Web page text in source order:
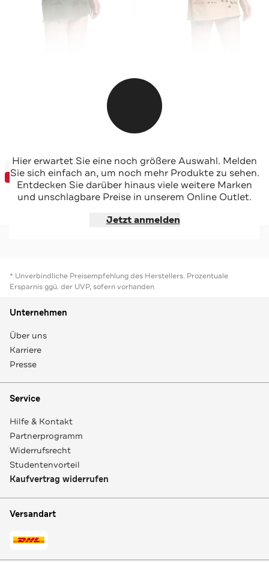
DESIGUAL
Jeansrock 'Davos' floral
-80%*
SUNDEAL
Jetzt shoppen
DESIGUAL
Jeansrock zweifarbig
-75%*
SUNDEAL
Jetzt shoppen
Hier erwartet Sie eine noch größere Auswahl. Melden
Sie sich einfach an, um noch mehr Produkte zu sehen.
Entdecken Sie darüber hinaus viele weitere Marken
und unschlagbare Preise in unserem Online Outlet.
Jetzt anmelden
* Unverbindliche Preisempfehlung des Herstellers. Prozentuale
Ersparnis ggü. der UVP, sofern vorhanden
Unternehmen
Über uns
Karriere
Presse
Service
Hilfe & Kontakt
Partnerprogramm
Widerrufsrecht
Studentenvorteil
Kaufvertrag widerrufen
Versandart